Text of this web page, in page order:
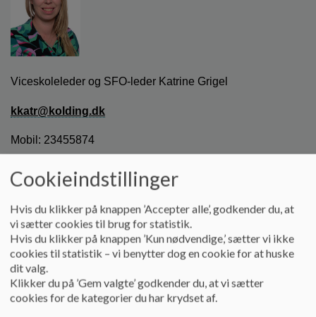
Viceskoleleder og SFO-leder Katrine Grigel
kkatr@kolding.dk
Mobil: 23455874
Cookieindstillinger
Hvis du klikker på knappen ’Accepter alle’, godkender du, at
vi sætter cookies til brug for statistik.
Hvis du klikker på knappen ’Kun nødvendige,’ sætter vi ikke
cookies til statistik – vi benytter dog en cookie for at huske
dit valg.
Klikker du på ’Gem valgte’ godkender du, at vi sætter
cookies for de kategorier du har krydset af.